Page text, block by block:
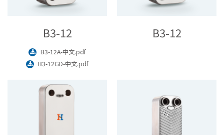
B3-12
B3-12A-中文.pdf
B3-12GD-中文.pdf
B3-12